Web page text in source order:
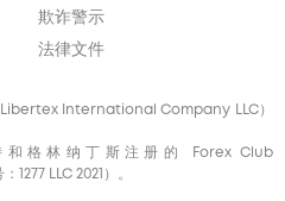
欺诈警示
法律文件
International Company LLC）
格林纳丁斯注册的 Forex Club
LLC 2021）。